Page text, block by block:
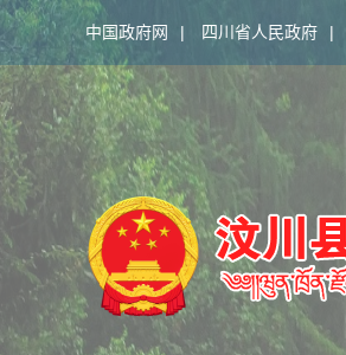
中国政府网 | 四川省人民政府 |